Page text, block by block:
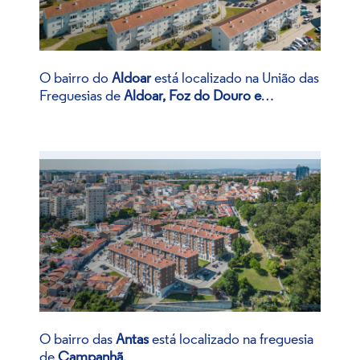
O bairro do Aldoar está localizado na União das
Freguesias de Aldoar, Foz do Douro e
O bairro das Antasestá localizado na freguesia